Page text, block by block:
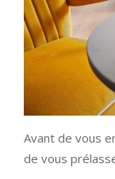
Avant de vous
de vous